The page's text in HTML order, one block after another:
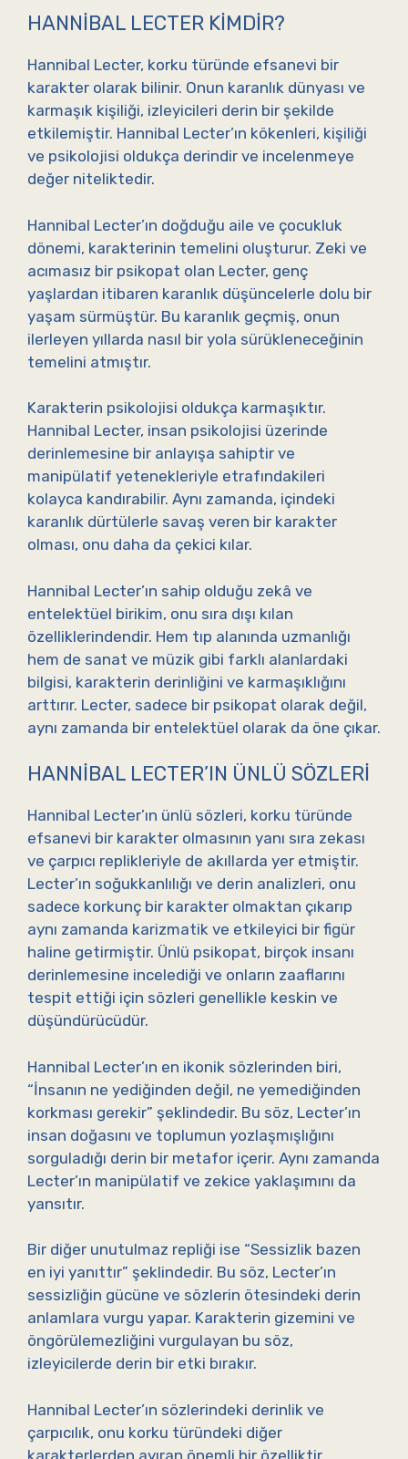
HANNIBAL LECTER KIMDIR?
Hannibal Lecter, korku türünde efsanevi bir
karakter olarak bilinir. Onun karanlık dünyası ve
karmaşık kişiliği, izleyicileri derin bir şekilde
etkilemiştir. Hannibal Lecter’ın kökenleri, kişiliği
ve psikolojisi oldukça derindir ve incelenmeye
değer niteliktedir.
Hannibal Lecter’ın doğduğu aile ve çocukluk
dönemi, karakterinin temelini oluşturur. Zeki ve
acımasız bir psikopat olan Lecter, genç
yaşlardan itibaren karanlık düşüncelerle dolu bir
yaşam sürmüştür. Bu karanlık geçmiş, onun
ilerleyen yıllarda nasıl bir yola sürükleneceğinin
temelini atmıştır.
Karakterin psikolojisi oldukça karmaşıktır.
Hannibal Lecter, insan psikolojisi üzerinde
derinlemesine bir anlayışa sahiptir ve
manipülatif yetenekleriyle etrafındakileri
kolayca kandırabilir. Aynı zamanda, içindeki
karanlık dürtülerle savaş veren bir karakter
olması, onu daha da çekici kılar.
Hannibal Lecter’ın sahip olduğu zekâ ve
entelektüel birikim, onu sıra dışı kılan
özelliklerindendir. Hem tıp alanında uzmanlığı
hem de sanat ve müzik gibi farklı alanlardaki
bilgisi, karakterin derinliğini ve karmaşıklığını
arttırır. Lecter, sadece bir psikopat olarak değil,
aynı zamanda bir entelektüel olarak da öne çıkar.
HANNIBAL LECTER’IN ÜNLÜ SÖZLERI
Hannibal Lecter’ın ünlü sözleri, korku türünde
efsanevi bir karakter olmasının yanı sıra zekası
ve çarpıcı replikleriyle de akıllarda yer etmiştir.
Lecter’ın soğukkanlılığı ve derin analizleri, onu
sadece korkunç bir karakter olmaktan çıkarıp
aynı zamanda karizmatik ve etkileyici bir figür
haline getirmiştir. Ünlü psikopat, birçok insanı
derinlemesine incelediği ve onların zaaflarını
tespit ettiği için sözleri genellikle keskin ve
düşündürücüdür.
Hannibal Lecter’ın en ikonik sözlerinden biri,
“İnsanın ne yediğinden değil, ne yemediğinden
korkması gerekir” şeklindedir. Bu söz, Lecter’ın
insan doğasını ve toplumun yozlaşmışlığını
sorguladığı derin bir metafor içerir. Aynı zamanda
Lecter’ın manipülatif ve zekice yaklaşımını da
yansıtır.
Bir diğer unutulmaz repliği ise “Sessizlik bazen
en iyi yanıttır” şeklindedir. Bu söz, Lecter’ın
sessizliğin gücüne ve sözlerin ötesindeki derin
anlamlara vurgu yapar. Karakterin gizemini ve
öngörülemezliğini vurgulayan bu söz,
izleyicilerde derin bir etki bırakır.
Hannibal Lecter’ın sözlerindeki derinlik ve
çarpıcılık, onu korku türündeki diğer
karakterlerden ayıran önemli bir özelliktir.